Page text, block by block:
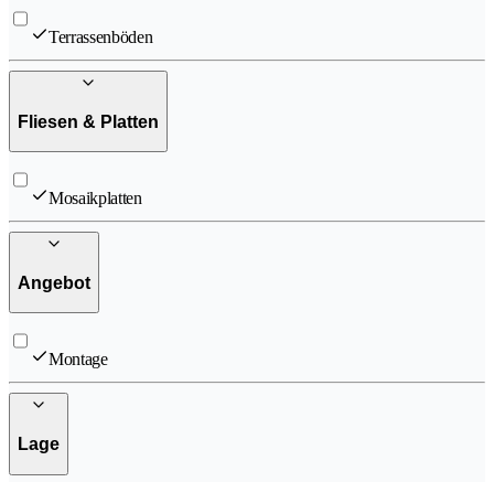
Terrassenböden
Fliesen & Platten
Mosaikplatten
Angebot
Montage
Lage